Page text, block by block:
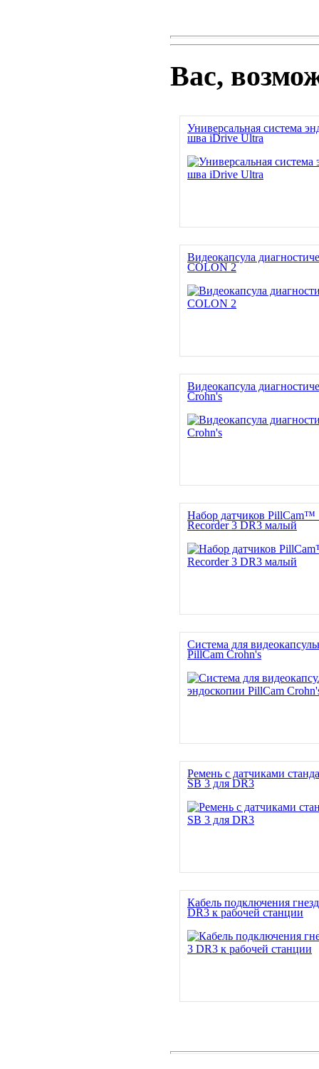
Вас,
Универсальная система
шва iDrive Ultra
Видеокапсула
COLON 2
Видеокапсула
Crohn's
Набор датчиков PillCam™
Recorder 3 DR3 малый
Система для
PillCam Crohn's
Ремень с датчиками
SB 3 для DR3
Кабель подключения
DR3 к рабочей станции